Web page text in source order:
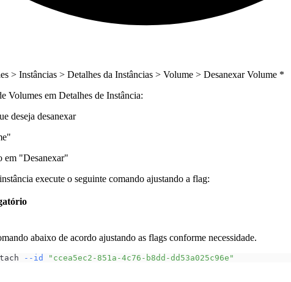
> Instâncias > Detalhes da Instâncias > Volume > Desanexar Volume *
Volumes em Detalhes de Instância:
deseja desanexar
em "Desanexar"
execute o seguinte comando ajustando a flag:
abaixo de acordo ajustando as flags conforme necessidade.
--id "ccea5ec2-851a-4c76-b8dd-dd53a025c96e"